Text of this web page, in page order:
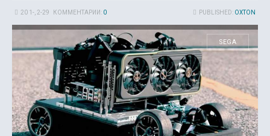
PUBLISHED: OXTON
20 1-, 2-29 КОММЕНТАРИИ: 0
SEGA